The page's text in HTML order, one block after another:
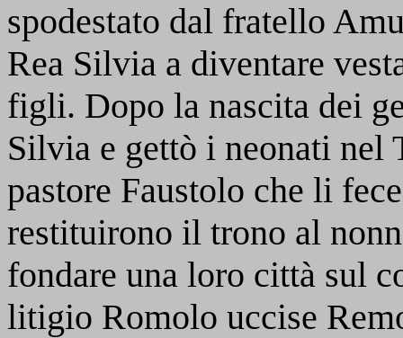
spodestato dal fratello
Rea Silvia a diventare
figli. Dopo la nascita dei
Silvia e gettò i neonati nel
pastore Faustolo che li
restituirono il trono al
fondare una loro città sul
litigio Romolo uccise